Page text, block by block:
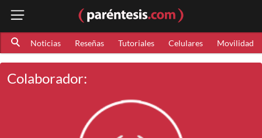
Noticias Reseñas Tutoriales Celulares Movilidad
Colaborador: